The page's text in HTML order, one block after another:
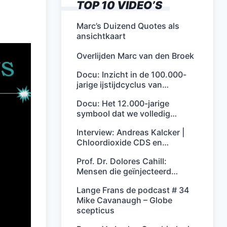
TOP 10 VIDEO’S
Marc’s Duizend Quotes als
ansichtkaart
Overlijden Marc van den Broek
Docu: Inzicht in de 100.000-
jarige ijstijdcyclus van…
Docu: Het 12.000-jarige
symbool dat we volledig…
Interview: Andreas Kalcker |
Chloordioxide CDS en…
Prof. Dr. Dolores Cahill:
Mensen die geïnjecteerd…
Lange Frans de podcast # 34
Mike Cavanaugh – Globe
scepticus